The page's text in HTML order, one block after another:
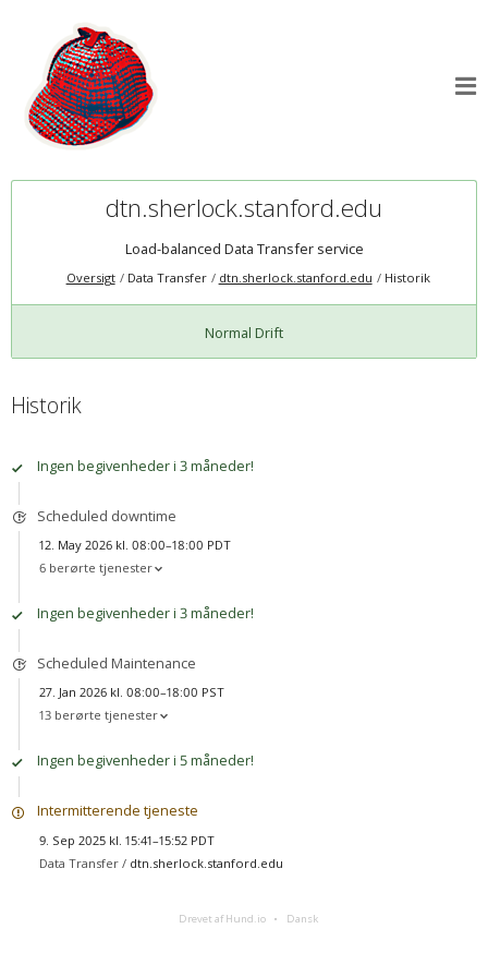
dtn.sherlock.stanford.edu
Load-balanced Data Transfer service
Oversigt Data Transfer dtn.sherlock.stanford.edu Historik
Normal Drift
Historik
Ingen begivenheder i 3 måneder!
Scheduled downtime
12. May 2026 kl. 08:00–18:00 PDT
6 berørte tjenester
Ingen begivenheder i 3 måneder!
Scheduled Maintenance
27. Jan 2026 kl. 08:00–18:00 PST
13 berørte tjenester
Ingen begivenheder i 5 måneder!
Intermitterende tjeneste
9. Sep 2025 kl. 15:41–15:52 PDT
Data Transfer / dtn.sherlock.stanford.edu
Drevet af Hund.io Dansk